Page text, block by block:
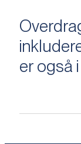
er også